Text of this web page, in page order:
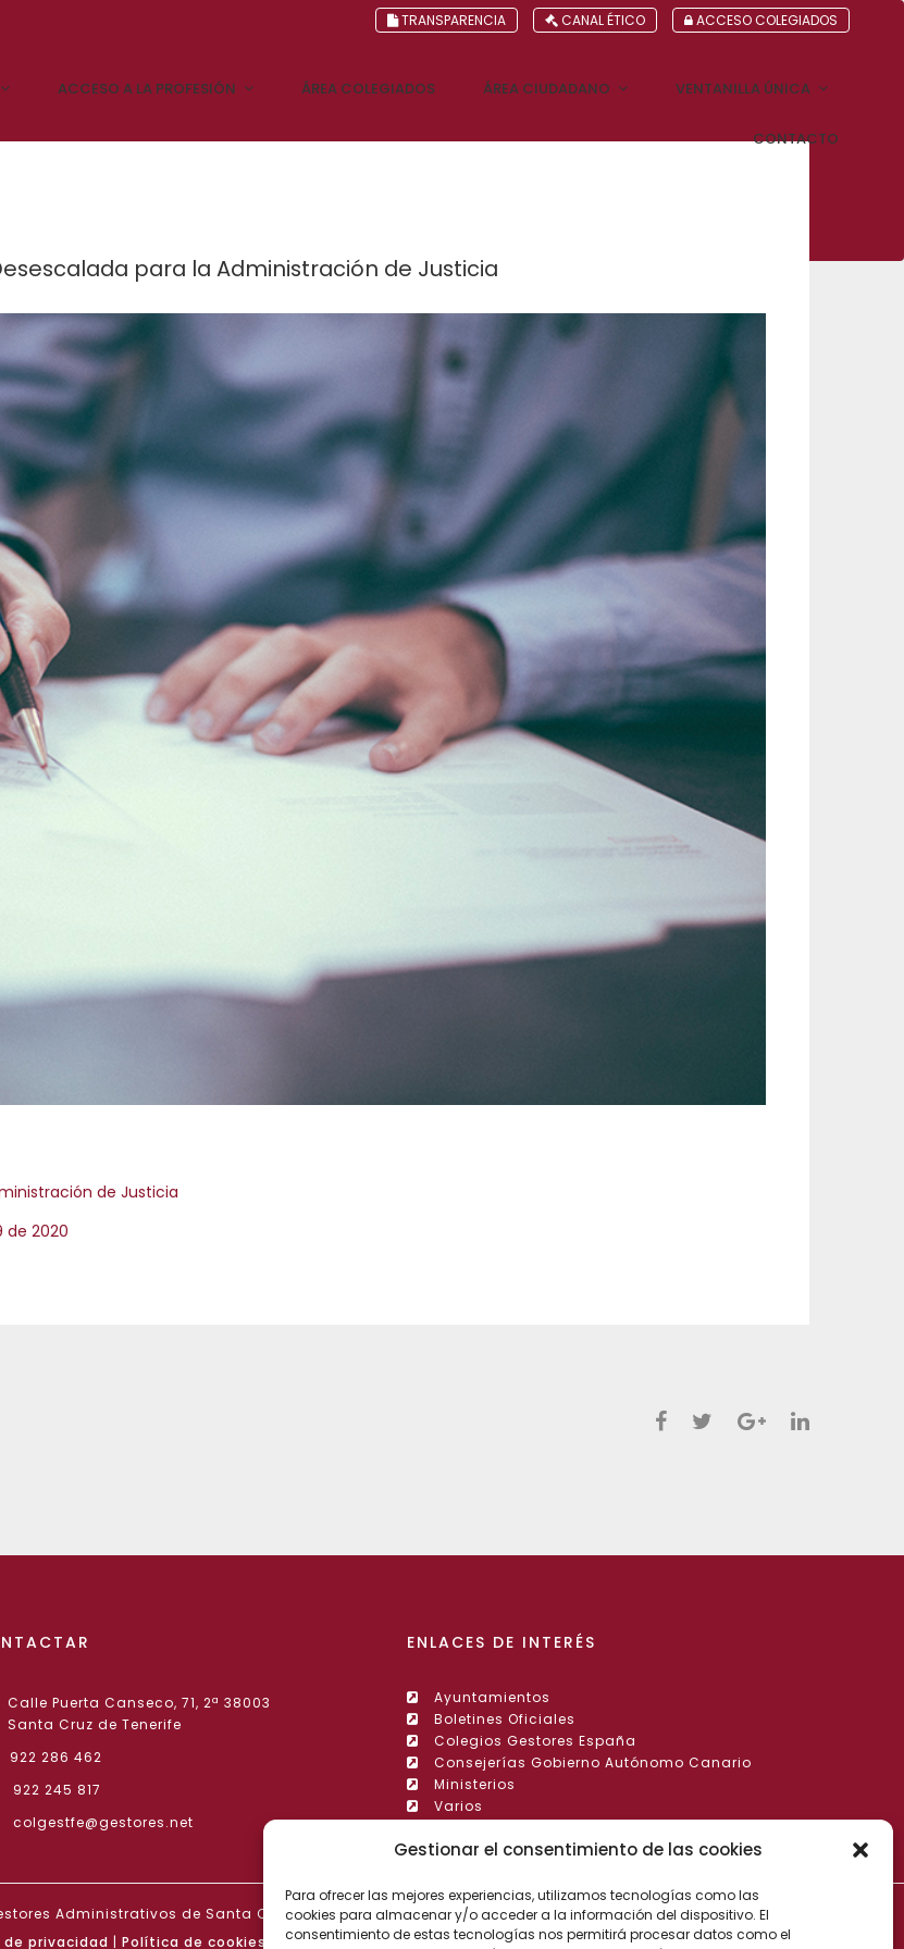
Gestionar el consentimiento de las cookies
Para ofrecer las mejores experiencias, utilizamos tecnologías como las
cookies para almacenar y/o acceder a la información del dispositivo. El
consentimiento de estas tecnologías nos permitirá procesar datos como el
TRANSPARENCIA CANAL ÉTICO ACCESO COLEGIADOS
ACCESO A LA PROFESIÓN ÁREA COLEGIADOS ÁREA CIUDADANO VENTANILLA ÚNICA
CONTACTO
para la Administración de Justicia
de Justicia
de 2020
Calle Puerta Canseco, 71, 2ª 38003
Santa Cruz de Tenerife
922 286 462
922 245 817
colgestfe@gestores.net
ENLACES DE INTERÉS
Ayuntamientos
Boletines Oficiales
Colegios Gestores España
Consejerías Gobierno Autónomo Canario
Ministerios
Varios
Administrativos de Santa Cruz de Tenerife. Desarrollado porSIGA
privacidad | Política de cookies Declaración de accesibilidad